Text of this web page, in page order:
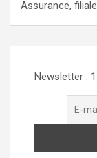
Assurance,
Newsletter :